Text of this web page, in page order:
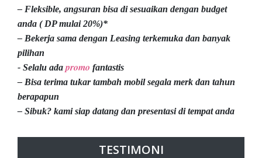
– Fleksible, angsuran bisa di sesuaikan dengan budget
anda ( DP mulai 20%)*
– Bekerja sama dengan Leasing terkemuka dan banyak
pilihan
- Selalu ada promo fantastis
– Bisa terima tukar tambah mobil segala merk dan tahun
berapapun
– Sibuk? kami siap datang dan presentasi di tempat anda
TESTIMONI